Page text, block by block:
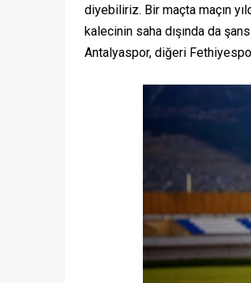
diyebiliriz. Bir maçta maçın
kalecinin saha dışında da
Antalyaspor, diğeri